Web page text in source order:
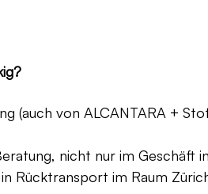
(auch von ALCANTARA +
nicht nur im Geschäft
Rücktransport im Raum